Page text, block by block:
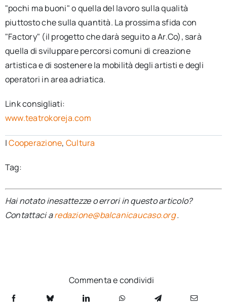
"pochi ma buoni" o quella del lavoro sulla qualità
piuttosto che sulla quantità. La prossima sfida con
"Factory" (il progetto che darà seguito a Ar.Co), sarà
quella di sviluppare percorsi comuni di creazione
artistica e di sostenere la mobilità degli artisti e degli
operatori in area adriatica.
Link consigliati:
www.teatrokoreja.com
|Cooperazione, Cultura
Tag:
Hai notato inesattezze o errori in questo articolo?
Contattaci aredazione@balcanicaucaso.org.
Commenta e condividi